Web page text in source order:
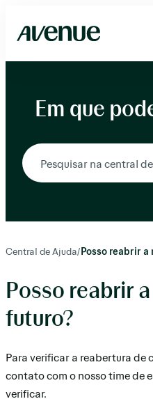
para
conteúdo
Em que
Central de Ajuda/Posso reabrir a
Posso reabrir
futuro?
Para verificar a reabertura de
contato com o nosso time de
verificar.